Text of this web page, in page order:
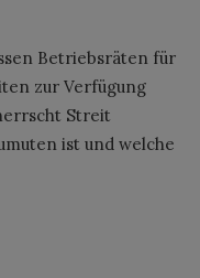
Betriebsräten für
zur Verfügung
Streit
ist und welche